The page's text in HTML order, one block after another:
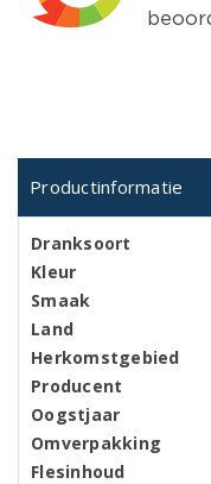
Productinformatie
Dranksoort
Kleur
Smaak
Land
Herkomstgebied
Producent
Oogstjaar
Omverpakking
Flesinhoud